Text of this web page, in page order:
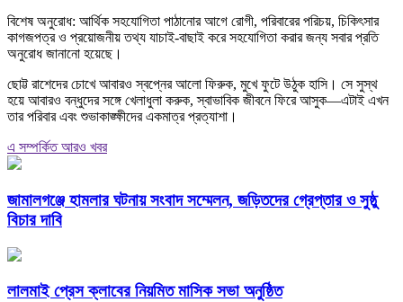
বিশেষ অনুরোধ: আর্থিক সহযোগিতা পাঠানোর আগে রোগী, পরিবারের পরিচয়, চিকিৎসার
কাগজপত্র ও প্রয়োজনীয় তথ্য যাচাই-বাছাই করে সহযোগিতা করার জন্য সবার প্রতি
অনুরোধ জানানো হয়েছে।
ছোট্ট রাশেদের চোখে আবারও স্বপ্নের আলো ফিরুক, মুখে ফুটে উঠুক হাসি। সে সুস্থ
হয়ে আবারও বন্ধুদের সঙ্গে খেলাধুলা করুক, স্বাভাবিক জীবনে ফিরে আসুক—এটাই এখন
তার পরিবার এবং শুভাকাঙ্ক্ষীদের একমাত্র প্রত্যাশা।
এ সম্পর্কিত আরও খবর
জামালগঞ্জে হামলার ঘটনায় সংবাদ সম্মেলন, জড়িতদের গ্রেপ্তার ও সুষ্ঠু
বিচার দাবি
লালমাই প্রেস ক্লাবের নিয়মিত মাসিক সভা অনুষ্ঠিত